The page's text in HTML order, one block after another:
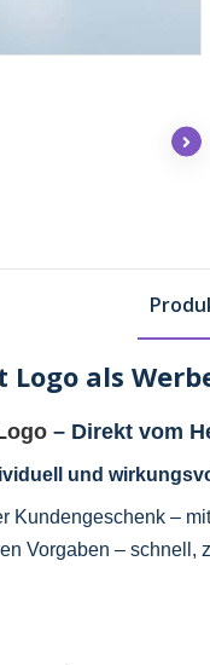
Logo als
– Direkt vom
und
Kundengeschenk –
Vorgaben – schnell,